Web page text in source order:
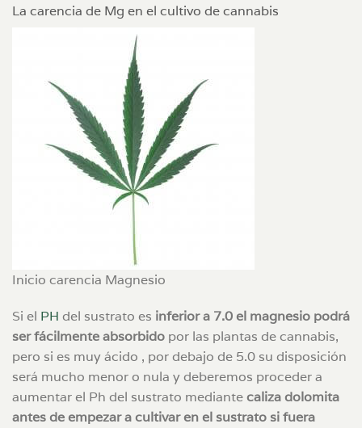
La carencia de Mg en el cultivo de cannabis
Inicio carencia Magnesio
Si el PH del sustrato es inferior a 7.0 el magnesio podrá
ser fácilmente absorbido por las plantas de cannabis,
pero si es muy ácido , por debajo de 5.0 su disposición
será mucho menor o nula y deberemos proceder a
aumentar el Ph del sustrato mediantecaliza dolomita
antes de empezar a cultivar en el sustrato si fuera